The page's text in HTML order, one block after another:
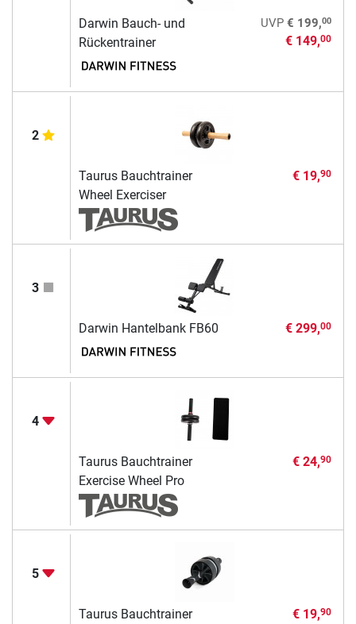
Darwin Bauch- und
Rückentrainer
UVP € 199,00
€ 149,00
2
Taurus Bauchtrainer
Wheel Exerciser
€ 19,90
3
Darwin Hantelbank FB60 € 299,00
4
Taurus Bauchtrainer
Exercise Wheel Pro
€ 24,90
5
Taurus Bauchtrainer
€ 19,90